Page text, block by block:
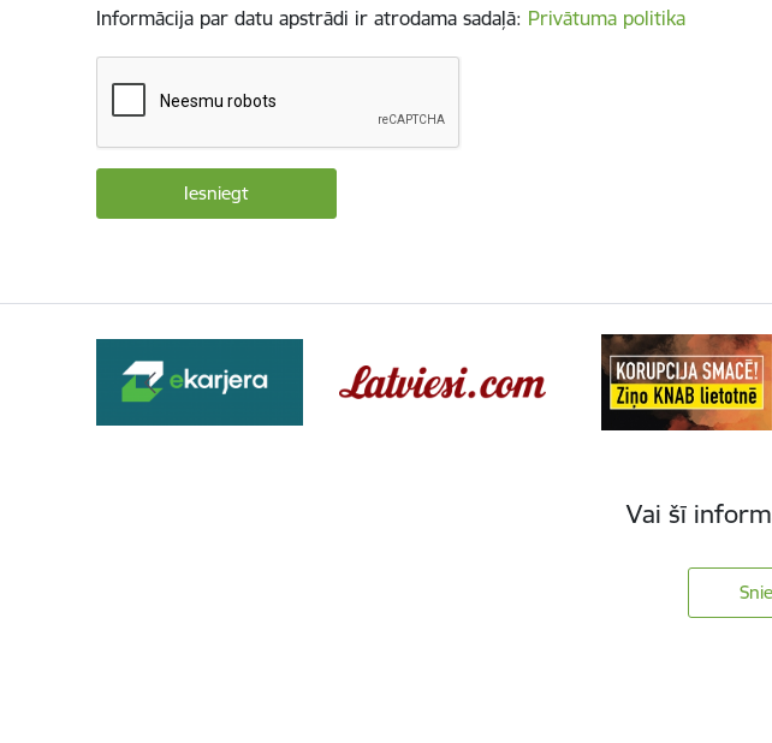
Informācija par datu apstrādi ir atrodama sadaļā: Privātuma politika
Vai šī